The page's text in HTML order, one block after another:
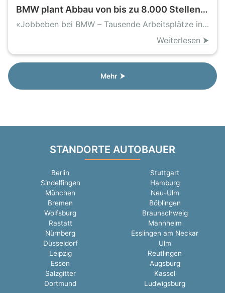
BMW plant Abbau von bis zu 8.000 Stellen
in Deutschland
«Jobbeben bei BMW – Tausende Arbeitsplätze in
Weiterlesen ⮞
Mehr ⮞
STANDORTE AUTOBAUER
Berlin
Stuttgart
Sindelfingen
Hamburg
München
Neu-Ulm
Bremen
Böblingen
Wolfsburg
Braunschweig
Rastatt
Mannheim
Nürnberg
Esslingen am Neckar
Düsseldorf
Ulm
Leipzig
Reutlingen
Essen
Augsburg
Salzgitter
Kassel
Dortmund
Ludwigsburg